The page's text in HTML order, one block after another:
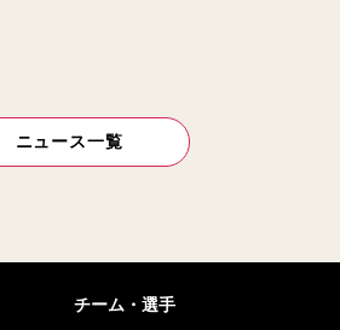
ニュース一覧
チーム・選手